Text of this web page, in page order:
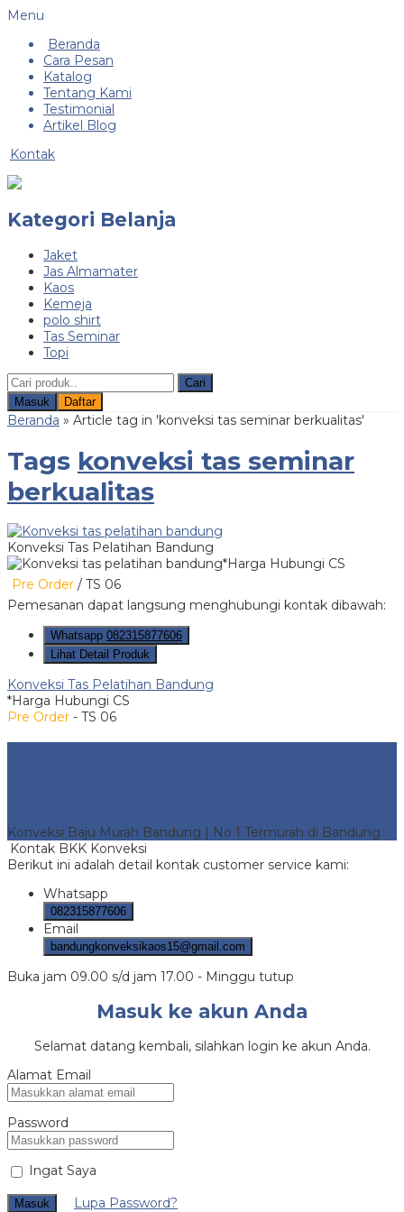
Menu
Beranda
Cara Pesan
Katalog
Tentang Kami
Testimonial
Artikel Blog
Kontak
Kategori Belanja
Jaket
Jas Almamater
Kaos
Kemeja
polo shirt
Tas Seminar
Topi
Cari
Masuk
Daftar
Beranda » Article tag in 'konveksi tas seminar berkualitas'
Tags konveksi tas seminar
berkualitas
Konveksi Tas Pelatihan Bandung
*Harga Hubungi CS
Pre Order / TS 06
Pemesanan dapat langsung menghubungi kontak dibawah:
Whatsapp 082315877606
Lihat Detail Produk
Konveksi Tas Pelatihan Bandung
*Harga Hubungi CS
Pre Order - TS 06
Konveksi Baju Murah Bandung | No 1 Termurah di Bandung
Kontak BKK Konveksi
Berikut ini adalah detail kontak customer service kami:
Whatsapp
082315877606
Email
bandungkonveksikaos15@gmail.com
Buka jam 09.00 s/d jam 17.00 - Minggu tutup
Masuk ke akun Anda
Selamat datang kembali, silahkan login ke akun Anda.
Alamat Email
Password
Ingat Saya
Masuk Lupa Password?